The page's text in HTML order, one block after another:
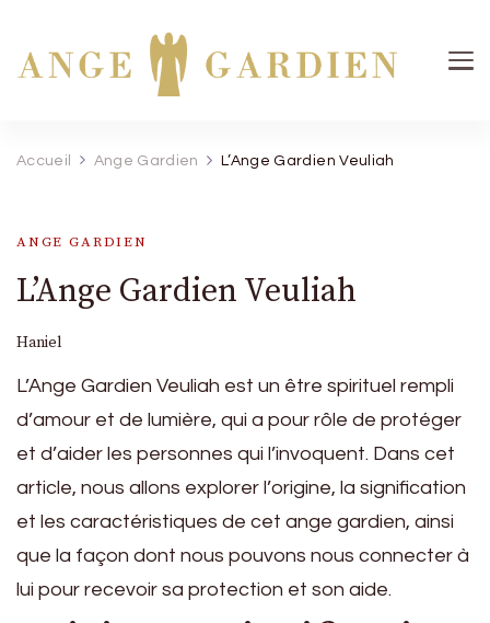
Accueil Ange Gardien L’Ange Gardien Veuliah
ANGE GARDIEN
L’Ange Gardien Veuliah
Haniel
L’Ange Gardien Veuliah est un être spirituel rempli
d’amour et de lumière, qui a pour rôle de protéger
et d’aider les personnes qui l’invoquent. Dans cet
article, nous allons explorer l’origine, la signification
et les caractéristiques de cet ange gardien, ainsi
que la façon dont nous pouvons nous connecter à
lui pour recevoir sa protection et son aide.